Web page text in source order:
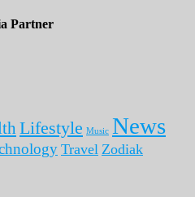
Partner
Lifestyle Music News
Travel Zodiak